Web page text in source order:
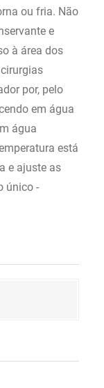
ou fria. Não
e
à área dos
por, pelo
em água
água
está
e ajuste as
único -